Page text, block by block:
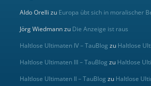
Aldo Orelli zu Europa übt sich in moralischer
Jörg Wiedmannzu Die Anzeige ist raus
Haltlose Ultimaten IV – TauBlog zu Haltlose
Haltlose Ultimaten III – TauBlog zu Haltlose
Haltlose Ultimaten II – TauBlog zu Haltlose